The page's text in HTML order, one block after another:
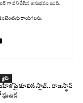
గా పని చేసిన అనుభవం ఉంది.
రాయగలను.
క్రైమ్
కూలిన స్లాబ్‌.. రాజస్థాన్
ఘటన